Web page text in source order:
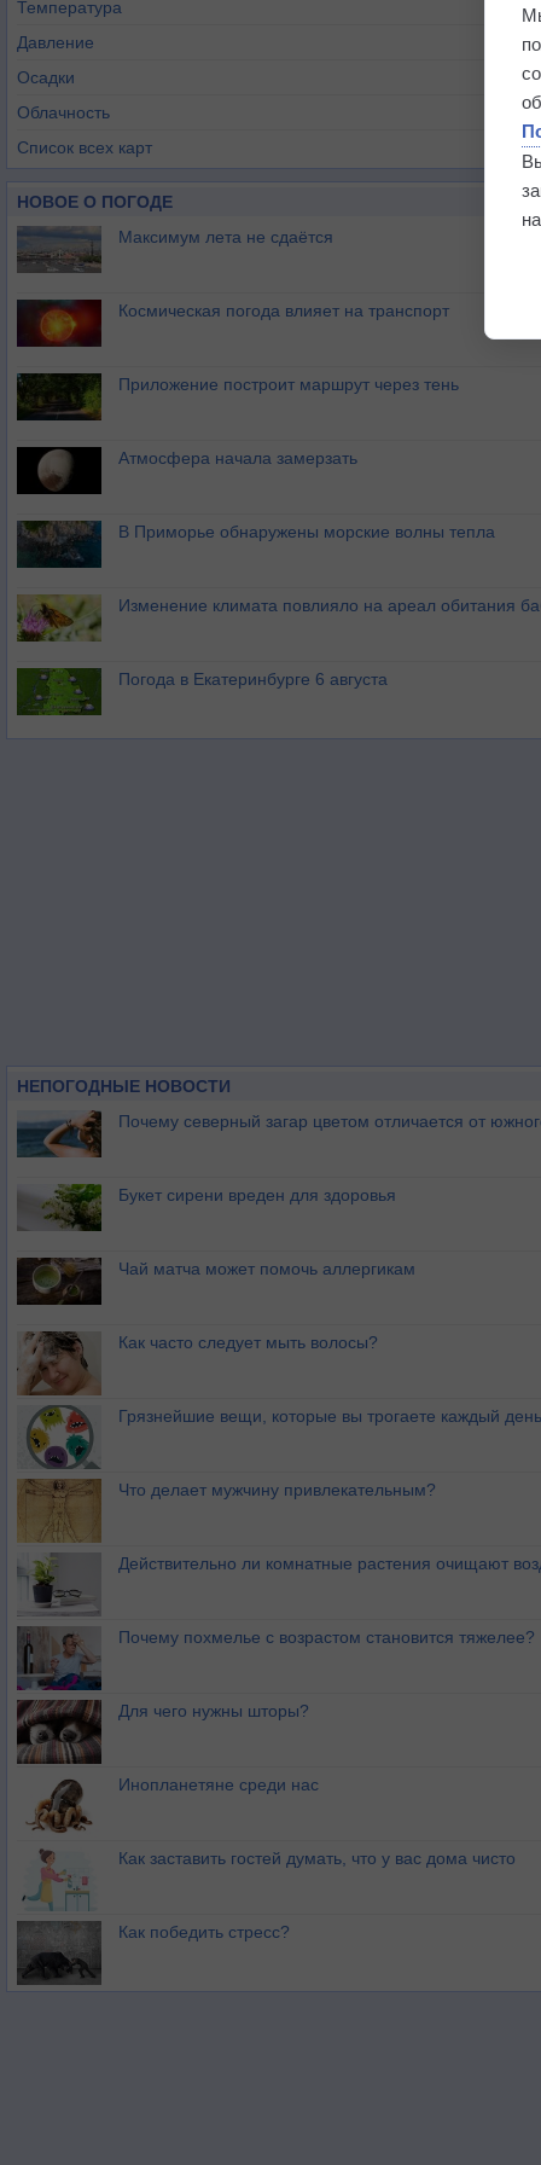
Температура
Давление
Осадки
Облачность
Список всех карт
НОВОЕ О ПОГОДЕ
Максимум лета не сдаётся
Космическая погода влияет на транспорт
Приложение построит маршрут через тень
Атмосфера начала замерзать
В Приморье обнаружены морские волны тепла
Изменение климата повлияло на ареал обитания
Погода в Екатеринбурге 6 августа
НЕПОГОДНЫЕ НОВОСТИ
Почему северный загар цветом отличается от
Букет сирени вреден для здоровья
Чай матча может помочь аллергикам
Как часто следует мыть волосы?
Грязнейшие вещи, которые вы трогаете каждый день
Что делает мужчину привлекательным?
Действительно ли комнатные растения очищают
Почему похмелье с возрастом становится тяжелее?
Для чего нужны шторы?
Инопланетяне среди нас
Как заставить гостей думать, что у вас дома чисто
Как победить стресс?